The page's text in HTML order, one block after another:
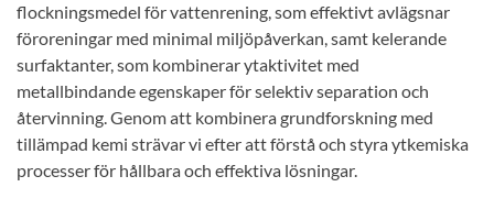
flockningsmedel för vattenrening, som effektivt avlägsnar
föroreningar med minimal miljöpåverkan, samt kelerande
surfaktanter, som kombinerar ytaktivitet med
metallbindande egenskaper för selektiv separation och
återvinning. Genom att kombinera grundforskning med
tillämpad kemi strävar vi efter att förstå och styra ytkemiska
processer för hållbara och effektiva lösningar.